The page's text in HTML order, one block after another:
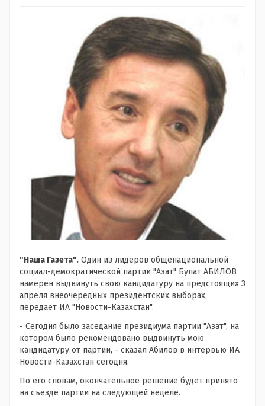
"Наша Газета". Один из лидеров общенациональной
социал-демократической партии "Азат" Булат АБИЛОВ
намерен выдвинуть свою кандидатуру на предстоящих 3
апреля внеочередных президентских выборах,
передает ИА "Новости-Казахстан".
- Сегодня было заседание президиума партии "Азат", на
котором было рекомендовано выдвинуть мою
кандидатуру от партии, - сказал Абилов в интервью ИА
Новости-Казахстан сегодня.
По его словам, окончательное решение будет принято
на съезде партии на следующей неделе.